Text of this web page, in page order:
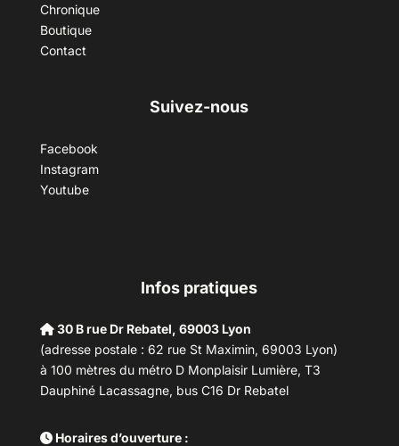
Chronique
Boutique
Contact
Suivez-nous
Facebook
Instagram
Youtube
Infos pratiques
30 B rue Dr Rebatel, 69003 Lyon
(adresse postale : 62 rue St Maximin, 69003 Lyon)
à 100 mètres du métro D Monplaisir Lumière, T3
Dauphiné Lacassagne, bus C16 Dr Rebatel
Horaires d’ouverture :